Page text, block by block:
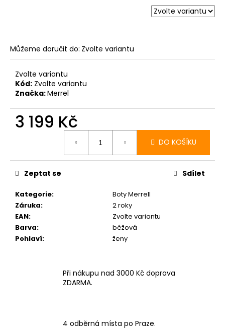
Můžeme doručit do: Zvolte variantu
Zvolte variantu
Kód: Zvolte variantu
Značka:Merrel
3 199 Kč
DO KOŠÍKU
Kategorie:
Boty Merrell
Záruka:
2 roky
EAN:
Zvolte variantu
Barva:
béžová
Pohlaví: ženy
Zeptat se Sdílet
Při nákupu nad 3000 Kč doprava
ZDARMA.
4 odběrná místa po Praze.